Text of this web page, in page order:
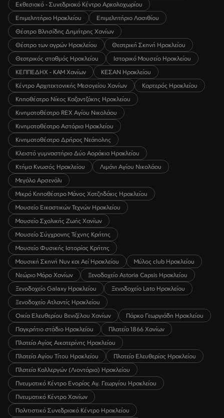
Εκθεσιακό - Συνεδριακό Κέντρο Αρκαλοχωρίου
Επιμελητήριο Ηρακλείου
Επιμελητήριο Λασιθίου
Θέατρο Βλησίδης Δημήτρης Χανίων
Θέατρο των αγρών Ηρακλείου
Θεατρική Σκηνή Ηρακλείου
Θεατρικός σταθμός Ηρακλείου
Ιστορικό Μουσείο Ηρακλείου
ΚΕΠΠΕΔΗΧ - ΚΑΜ Χανίων
ΚΕΣΑΝ Ηρακλείου
Κέντρο Αρχιτεκτονικής Μεσογείου Χανίων
Καρτερός Ηρακλείου
Κηποθέατρο Νίκος Καζαντζάκης Ηρακλείου
Κινηματοθέατρο REX Αγίου Νικολάου
Κινηματοθέατρο Αστόρια Ηρακλείου
Κινηματοθέατρο Δρήρος Νεάπολης
Κλειστό γυμναστήριο Δύο Αοράκια Ηρακλείου
Κτήμα Κνωσός Ηρακλείου
Λιμάνι Αγίου Νικολάου
Μεγάλο Αρσενάλι
Μικρό Κηποθέατρο Μάνος Χατζηδάκις Ηρακλείου
Μουσείο Εικαστικών Τεχνών Ηρακλείου
Μουσείο Σχολικής Ζωής Χανίων
Μουσείο Σύγχρονης Τέχνης Κρήτης
Μουσείο Φυσικής Ιστορίας Κρήτης
Μουσική Σκηνή Νυν και Αεί Ηρακλείου
Μύλος club Ηρακλείου
Νεώριο Μόρο Χανίων
Ξενοδοχείο Astoria Capsis Ηρακλείου
Ξενοδοχείο Galaxy Ηρακλείου
Ξενοδοχείο Lato Ηρακλείου
Ξενοδοχείο Ατλαντίς Ηρακλείου
Οικία Ελευθερίου Βενιζέλου Χανίων
Πάρκο Γεωργιάδη Ηρακλείου
Παγκρήτιο στάδιο Ηρακλείου
Πλατεία 1866 Χανίων
Πλατεία Αγίας Αικατερίνης Ηρακλείου
Πλατεία Αγίου Τίτου Ηρακλείου
Πλατεία Ελευθερίας Ηρακλείου
Πλατεία Καλλεργών (Λιοντάρια) Ηρακλείου
Πνευματικό Κέντρο Ενορίας Αγ. Γεωργίου Ηρακλείου
Πνευματικό Κέντρο Χανίων
Πολιτιστικό Συνεδριακό Κέντρο Ηρακλείου